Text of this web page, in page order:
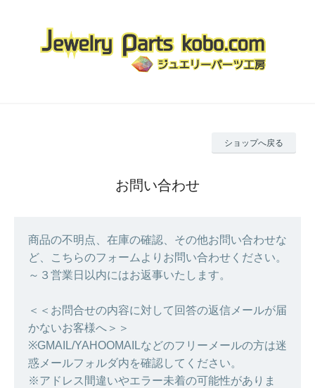
ショップへ戻る
お問い合わせ
商品の不明点、在庫の確認、その他お問い合わせな
ど、こちらのフォームよりお問い合わせください。
～３営業日以内にはお返事いたします。
＜＜お問合せの内容に対して回答の返信メールが届
かないお客様へ＞＞
※GMAIL/YAHOOMAILなどのフリーメールの方は迷
惑メールフォルダ内を確認してください。
※アドレス間違いやエラー未着の可能性がありま